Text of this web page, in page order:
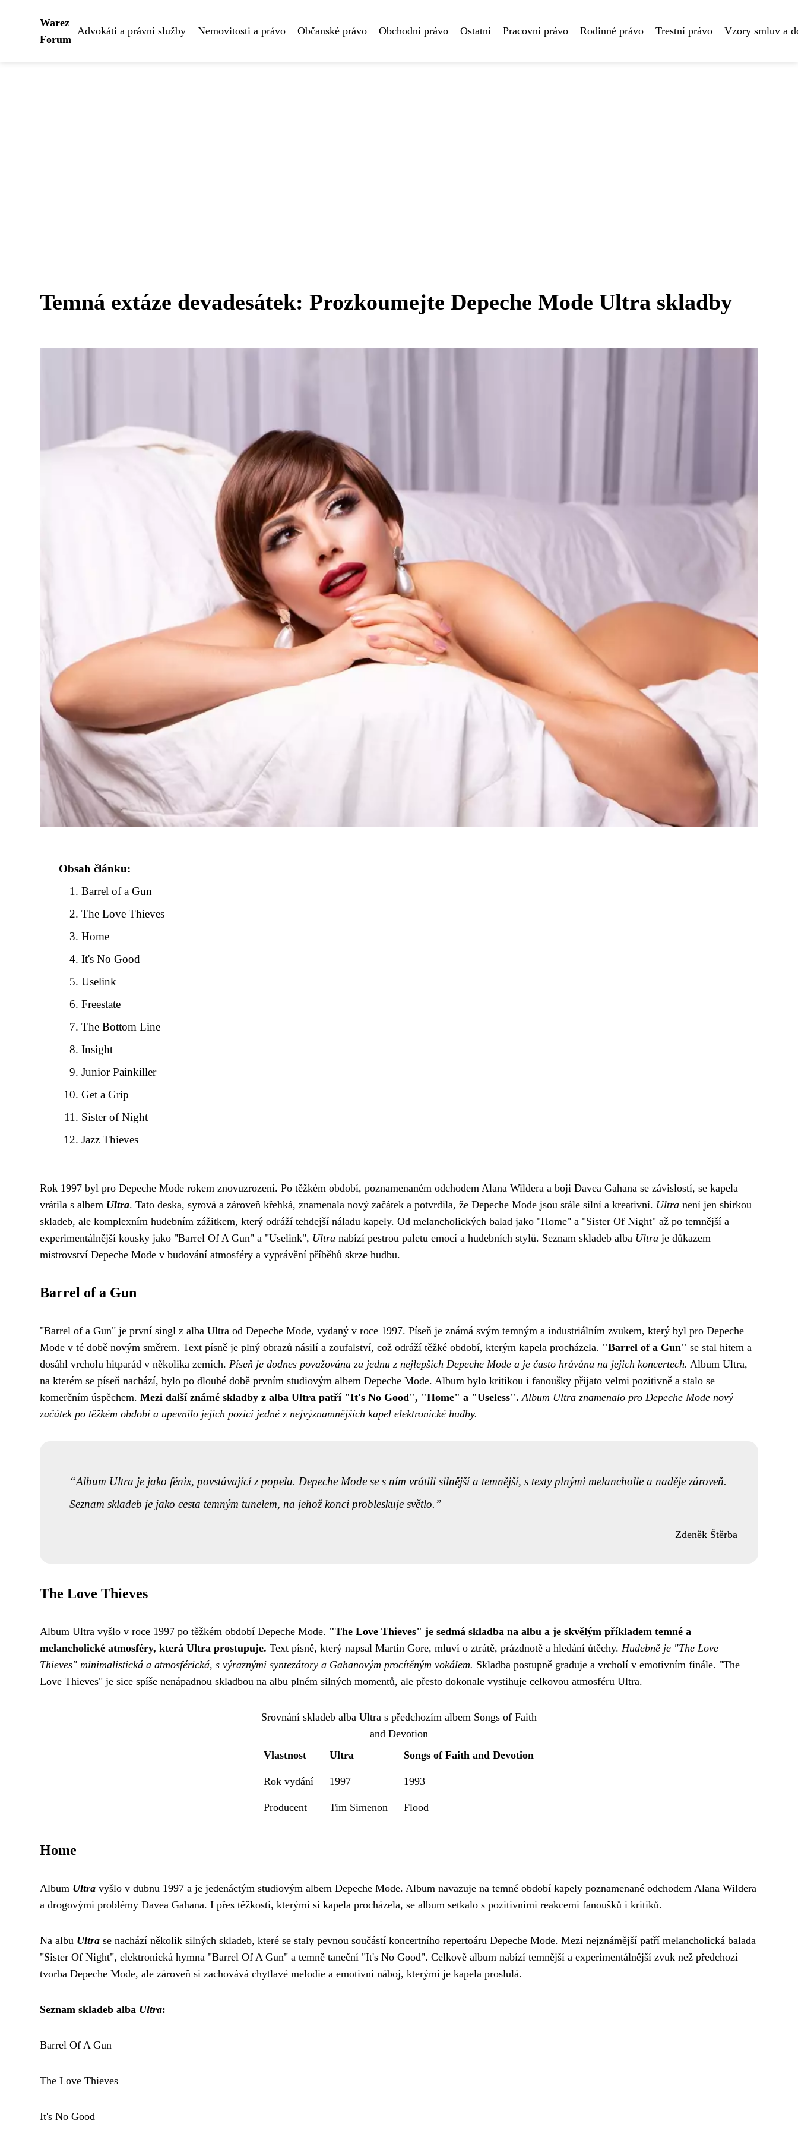
Warez
Forum
Advokáti a právní služby Nemovitosti a právo Občanské právo Obchodní právo Ostatní Pracovní právo Rodinné právo Trestní právo Vzory smluv a
Temná extáze devadesátek: Prozkoumejte Depeche Mode Ultra skladby
Obsah článku:
Barrel of a Gun
The Love Thieves
Home
It's No Good
Uselink
Freestate
The Bottom Line
Insight
Junior Painkiller
Get a Grip
Sister of Night
Jazz Thieves
Rok 1997 byl pro Depeche Mode rokem znovuzrození. Po těžkém období, poznamenaném odchodem Alana Wildera a boji Davea Gahana se závislostí, se kapela
vrátila s albem Ultra. Tato deska, syrová a zároveň křehká, znamenala nový začátek a potvrdila, že Depeche Mode jsou stále silní a kreativní. Ultra není jen sbírkou
skladeb, ale komplexním hudebním zážitkem, který odráží tehdejší náladu kapely. Od melancholických balad jako "Home" a "Sister Of Night" až po temnější a
experimentálnější kousky jako "Barrel Of A Gun" a "Uselink", Ultra nabízí pestrou paletu emocí a hudebních stylů. Seznam skladeb alba Ultra je důkazem
mistrovství Depeche Mode v budování atmosféry a vyprávění příběhů skrze hudbu.
Barrel of a Gun
"Barrel of a Gun" je první singl z alba Ultra od Depeche Mode, vydaný v roce 1997. Píseň je známá svým temným a industriálním zvukem, který byl pro Depeche
Mode v té době novým směrem. Text písně je plný obrazů násilí a zoufalství, což odráží těžké období, kterým kapela procházela. "Barrel of a Gun" se stal hitem a
dosáhl vrcholu hitparád v několika zemích. Píseň je dodnes považována za jednu z nejlepších Depeche Mode a je často hrávána na jejich koncertech. Album Ultra,
na kterém se píseň nachází, bylo po dlouhé době prvním studiovým albem Depeche Mode. Album bylo kritikou i fanoušky přijato velmi pozitivně a stalo se
komerčním úspěchem. Mezi další známé skladby z alba Ultra patří "It's No Good", "Home" a "Useless". Album Ultra znamenalo pro Depeche Mode nový
začátek po těžkém období a upevnilo jejich pozici jedné z nejvýznamnějších kapel elektronické hudby.
Album Ultra je jako fénix, povstávající z popela. Depeche Mode se s ním vrátili silnější a temnější, s texty plnými melancholie a naděje zároveň.
Seznam skladeb je jako cesta temným tunelem, na jehož konci probleskuje světlo.
Zdeněk Štěrba
The Love Thieves
Album Ultra vyšlo v roce 1997 po těžkém období Depeche Mode. "The Love Thieves" je sedmá skladba na albu a je skvělým příkladem temné a
melancholické atmosféry, která Ultra prostupuje. Text písně, který napsal Martin Gore, mluví o ztrátě, prázdnotě a hledání útěchy. Hudebně je "The Love
Thieves" minimalistická a atmosférická, s výraznými syntezátory a Gahanovým procítěným vokálem. Skladba postupně graduje a vrcholí v emotivním finále. "The
Love Thieves" je sice spíše nenápadnou skladbou na albu plném silných momentů, ale přesto dokonale vystihuje celkovou atmosféru Ultra.
Srovnání skladeb alba Ultra s předchozím albem Songs of Faith
and Devotion
Vlastnost
Ultra Songs of Faith and Devotion
Rok vydání 1997 1993
Producent Tim Simenon Flood
Home
Album Ultra vyšlo v dubnu 1997 a je jedenáctým studiovým albem Depeche Mode. Album navazuje na temné období kapely poznamenané odchodem Alana Wildera
a drogovými problémy Davea Gahana. I přes těžkosti, kterými si kapela procházela, se album setkalo s pozitivními reakcemi fanoušků i kritiků.
Na albu Ultra se nachází několik silných skladeb, které se staly pevnou součástí koncertního repertoáru Depeche Mode. Mezi nejznámější patří melancholická balada
"Sister Of Night", elektronická hymna "Barrel Of A Gun" a temně taneční "It's No Good". Celkově album nabízí temnější a experimentálnější zvuk než předchozí
tvorba Depeche Mode, ale zároveň si zachovává chytlavé melodie a emotivní náboj, kterými je kapela proslulá.
Seznam skladeb alba Ultra:
Barrel Of A Gun
The Love Thieves
It's No Good